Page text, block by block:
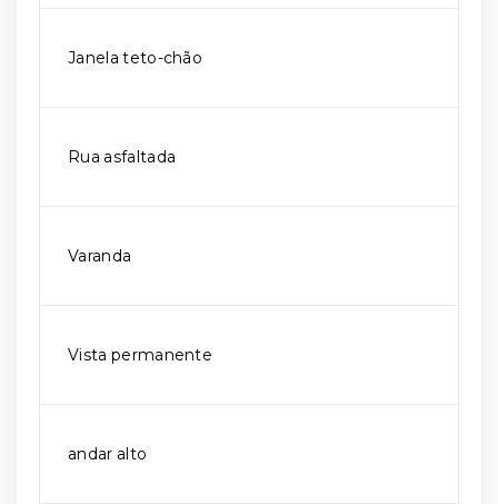
Janela teto-chão
Rua asfaltada
Varanda
Vista permanente
andar alto